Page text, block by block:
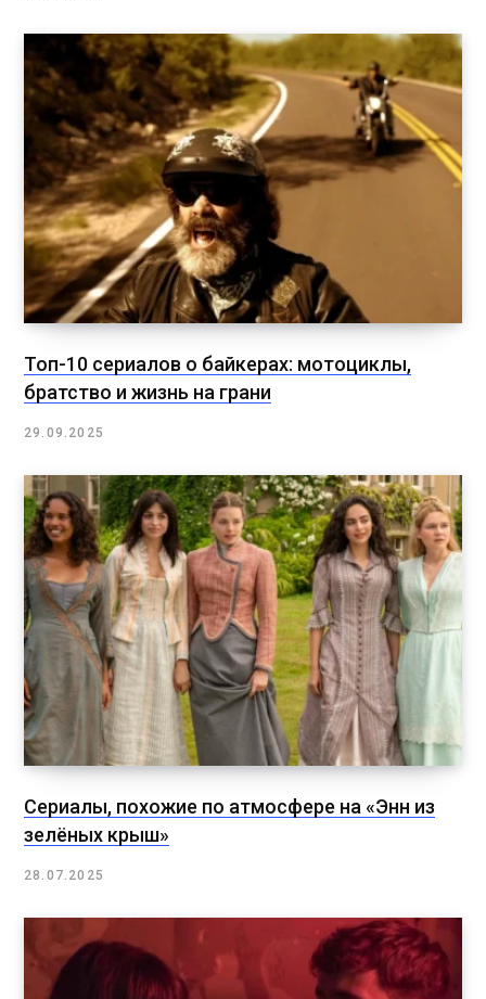
Топ-10 сериалов о байкерах: мотоциклы,
братство и жизнь на грани
29.09.2025
Сериалы, похожие по атмосфере на «Энн из
зелёных крыш»
28.07.2025